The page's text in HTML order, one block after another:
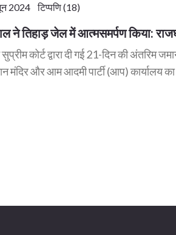
2024 टिप्पणि (18)
ने तिहाड़ जेल में आत्मसमर्पण किया:
कोर्ट द्वारा दी गई 21-दिन की अंतरिम
और आम आदमी पार्टी (आप) कार्यालय का